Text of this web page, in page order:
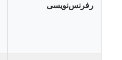
رفرنس‌نویسی